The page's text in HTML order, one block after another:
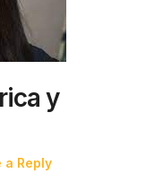
y
a Reply